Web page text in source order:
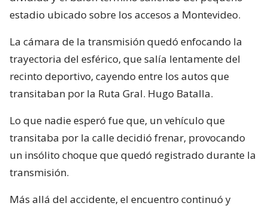
estadio ubicado sobre los accesos a Montevideo.
La cámara de la transmisión quedó enfocando la
trayectoria del esférico, que salía lentamente del
recinto deportivo, cayendo entre los autos que
transitaban por la Ruta Gral. Hugo Batalla.
Lo que nadie esperó fue que, un vehículo que
transitaba por la calle decidió frenar, provocando
un insólito choque que quedó registrado durante la
transmisión.
Más allá del accidente, el encuentro continuó y